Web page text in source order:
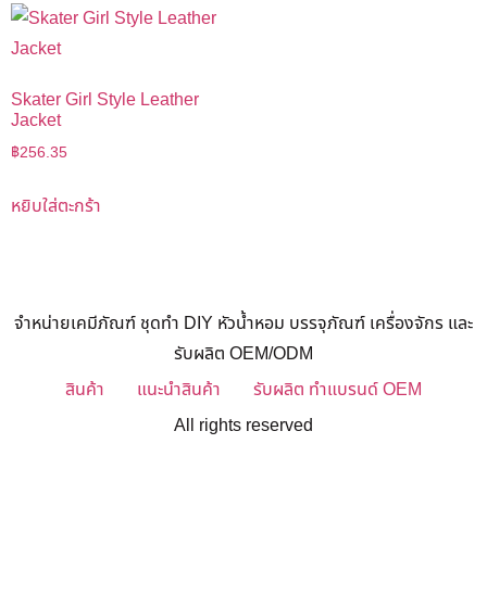
Skater Girl Style Leather
Jacket
฿256.35
หยิบใส่ตะกร้า
จำหน่ายเคมีภัณฑ์ ชุดทำ DIY หัวน้ำหอม บรรจุภัณฑ์ เครื่องจักร และ
รับผลิต OEM/ODM
สินค้า
แนะนำสินค้า
รับผลิต ทำแบรนด์ OEM
All rights reserved